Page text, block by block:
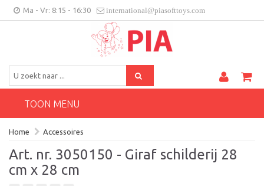
Ma - Vr: 8:15 - 16:30 international@piasofttoys.com
Klantenfeedback
BE/NL
TOON MENU
Home Accessoires
Art. nr. 3050150 - Giraf schilderij 28
cm x 28 cm